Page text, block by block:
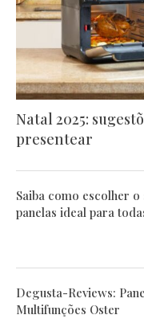
Natal 2025:
presentear
Saiba como escolher o
panelas ideal para
Degusta-Reviews:
Multifunções Oster